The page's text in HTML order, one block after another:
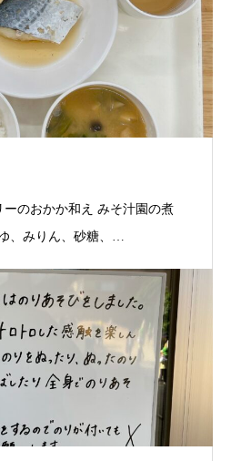
、みりん、砂糖、…